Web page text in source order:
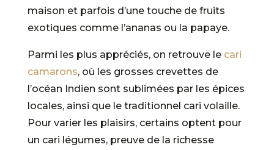
maison et parfois d’une touche de fruits
exotiques comme l’ananas ou la papaye.
Parmi les plus appréciés, on retrouve le cari
camarons, où les grosses crevettes de
l’océan Indien sont sublimées par les épices
locales, ainsi que le traditionnel cari volaille.
Pour varier les plaisirs, certains optent pour
un cari légumes, preuve de la richesse